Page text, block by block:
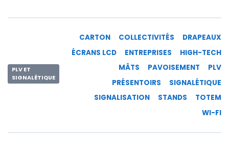
PLV ET
SIGNALÉTIQUE
CARTON COLLECTIVITÉS
DRAPEAUX
ÉCRANS LCD
ENTREPRISES
HIGH-TECH
MÂTS
PAVOISEMENT
PLV
PRÉSENTOIRS
SIGNALÉTIQUE
SIGNALISATION
STANDS
TOTEM
WI-FI